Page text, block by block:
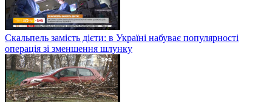
Скальпель замість дієти: в Україні набуває популярності
операція зі зменшення шлунку